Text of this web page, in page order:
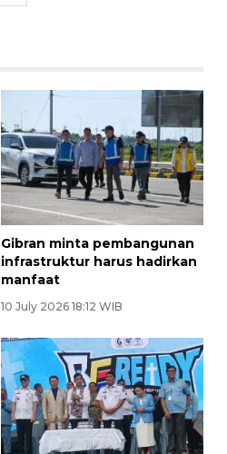
Gibran minta pembangunan
infrastruktur harus hadirkan
manfaat
10 July 2026 18:12 WIB